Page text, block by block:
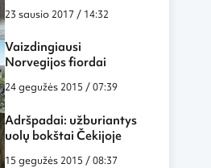
23 sausio 2017 / 14:32
Vaizdingiausi
Norvegijos fiordai
24 gegužės 2015 / 07:39
Adršpadai: užburiantys
uolų bokštai Čekijoje
15 gegužės 2015 / 08:37